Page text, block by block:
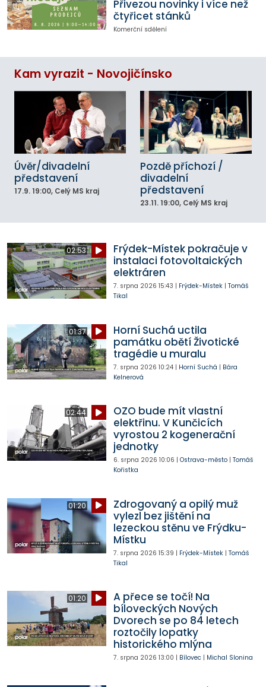
Přivezou novinky i více než
čtyřicet stánků
Komerční sdělení
Kam vyrazit - Novojičínsko
Úvěr/divadelní
představení
17.9. 19:00, Celý MS kraj
Pozdě příchozí /
divadelní
představení
23.11. 19:00, Celý MS kraj
02:53
Frýdek-Místek pokračuje v
instalaci fotovoltaických
elektráren
7. srpna 2026 15:43 | Frýdek-Místek| Tomáš
Tikal
01:37
Horní Suchá uctila
památku obětí Životické
tragédie u muralu
7. srpna 2026 10:24| Horní Suchá | Bára
Kelnerová
02:44
OZO bude mít vlastní
elektřinu. V Kunčicích
vyrostou 2 kogenerační
jednotky
6. srpna 2026 10:06 | Ostrava-město| Tomáš
Kořistka
01:20
Zdrogovaný a opilý muž
vylezl bez jištění na
lezeckou stěnu ve Frýdku-
Místku
7. srpna 2026 15:39 | Frýdek-Místek| Tomáš
Tikal
01:20
A přece se točí! Na
bíloveckých Nových
Dvorech se po 84 letech
roztočily lopatky
historického mlýna
7. srpna 2026 13:00 | Bílovec| Michal Slonina